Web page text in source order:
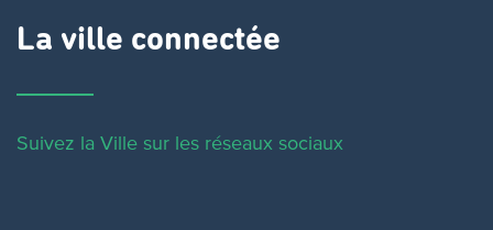
La ville connectée
Suivez la Ville sur les réseaux sociaux